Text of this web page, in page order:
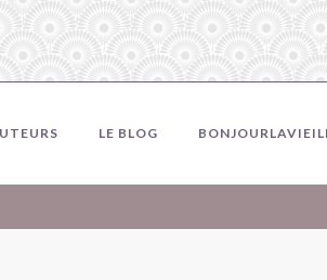
LE BLOG